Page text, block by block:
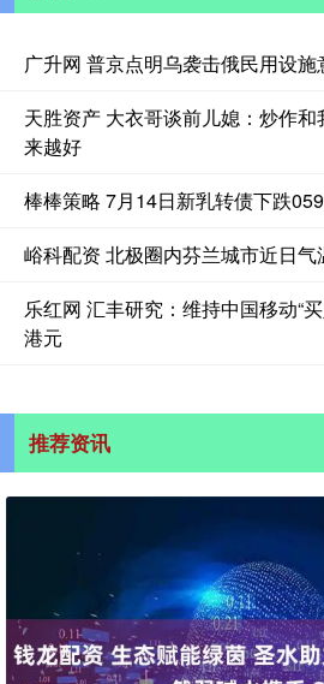
广升网 普京点明乌袭击俄民用设
天胜资产 大衣哥谈前儿媳：炒作
来越好
棒棒策略 7月14日新乳转债下跌
峪科配资 北极圈内芬兰城市近日
乐红网 汇丰研究：维持中国移动“
港元
推荐资讯